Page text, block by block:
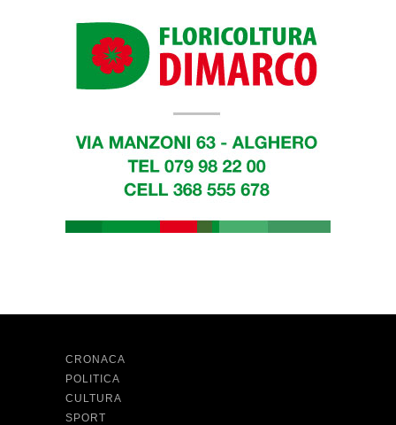
CRONACA
POLITICA
CULTURA
SPORT